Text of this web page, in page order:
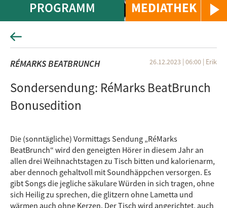
MEDIATHEK
PROGRAMM
RÉMARKS BEATBRUNCH 26.12.2023 | 06:00 | Erik
Sondersendung: RéMarks BeatBrunch
Bonusedition
Die (sonntägliche) Vormittags Sendung „RéMarks
BeatBrunch“ wird den geneigten Hörer in diesem Jahr an
allen drei Weihnachtstagen zu Tisch bitten und kalorienarm,
aber dennoch gehaltvoll mit Soundhäppchen versorgen. Es
gibt Songs die jegliche säkulare Würden in sich tragen, ohne
sich Heilig zu sprechen, die glitzern ohne Lametta und
wärmen auch ohne Kerzen. Der Tisch wird angerichtet, auch